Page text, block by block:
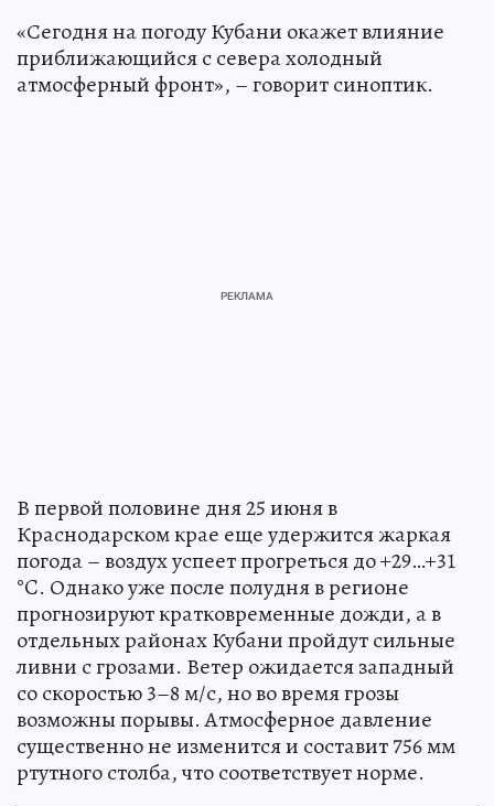
«Сегодня на погоду Кубани окажет влияние
приближающийся с севера холодный
атмосферный фронт», – говорит синоптик.
В первой половине дня 25 июня в
Краснодарском крае еще удержится жаркая
погода – воздух успеет прогреться до +29…+31
°C. Однако уже после полудня в регионе
прогнозируют кратковременные дожди, а в
отдельных районах Кубани пройдут сильные
ливни с грозами. Ветер ожидается западный
со скоростью 3–8 м/с, но во время грозы
возможны порывы. Атмосферное давление
существенно не изменится и составит 756 мм
ртутного столба, что соответствует норме.